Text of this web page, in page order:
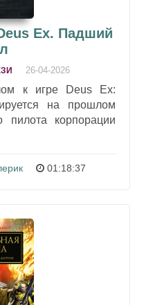
Ex. Падший
26-04-2026
к игре Deus Ex:
на прошлом
корпорации
01:18:37